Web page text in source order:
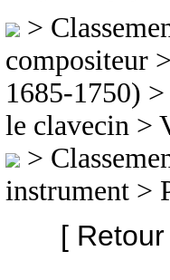
>
compositeur
1685-1750)
le clavecin >
>
instrument >
[